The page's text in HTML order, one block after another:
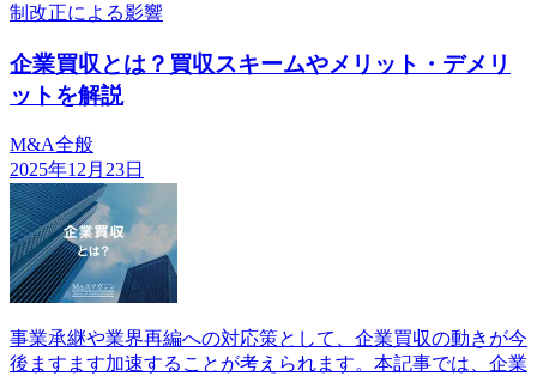
制改正による影響
企業買収とは？買収スキームやメリット・デメリ
ットを解説
M&A全般
2025年12月23日
事業承継や業界再編への対応策として、企業買収の動きが今
後ますます加速することが考えられます。本記事では、企業